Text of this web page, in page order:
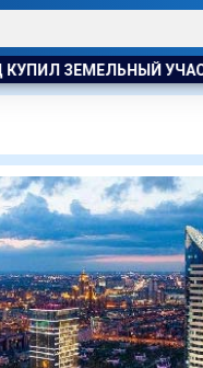
НА НЕМ БОЛЬШОЙ